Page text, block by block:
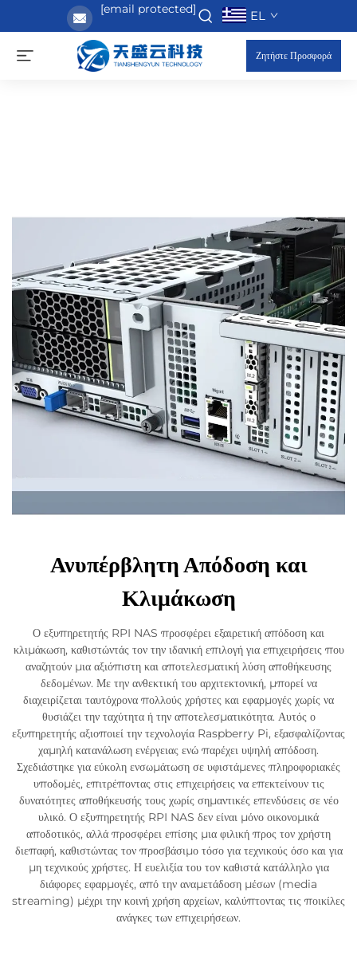
[email protected] EL
Ζητήστε Προσφορά
Ανυπέρβλητη Απόδοση και
Κλιμάκωση
Ο εξυπηρετητής RPI NAS προσφέρει εξαιρετική απόδοση και
κλιμάκωση, καθιστώντάς τον την ιδανική επιλογή για επιχειρήσεις που
αναζητούν μια αξιόπιστη και αποτελεσματική λύση αποθήκευσης
δεδομένων. Με την ανθεκτική του αρχιτεκτονική, μπορεί να
διαχειρίζεται ταυτόχρονα πολλούς χρήστες και εφαρμογές χωρίς να
θυσιάζει την ταχύτητα ή την αποτελεσματικότητα. Αυτός ο
εξυπηρετητής αξιοποιεί την τεχνολογία Raspberry Pi, εξασφαλίζοντας
χαμηλή κατανάλωση ενέργειας ενώ παρέχει υψηλή απόδοση.
Σχεδιάστηκε για εύκολη ενσωμάτωση σε υφιστάμενες πληροφοριακές
υποδομές, επιτρέποντας στις επιχειρήσεις να επεκτείνουν τις
δυνατότητες αποθήκευσής τους χωρίς σημαντικές επενδύσεις σε νέο
υλικό. Ο εξυπηρετητής RPI NAS δεν είναι μόνο οικονομικά
αποδοτικός, αλλά προσφέρει επίσης μια φιλική προς τον χρήστη
διεπαφή, καθιστώντας τον προσβάσιμο τόσο για τεχνικούς όσο και για
μη τεχνικούς χρήστες. Η ευελιξία του τον καθιστά κατάλληλο για
διάφορες εφαρμογές, από την αναμετάδοση μέσων (media
streaming) μέχρι την κοινή χρήση αρχείων, καλύπτοντας τις ποικίλες
ανάγκες των επιχειρήσεων.